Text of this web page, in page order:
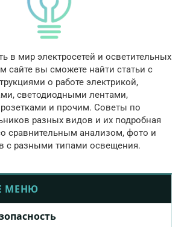
в мир электросетей и осветительных
сайте вы сможете найти статьи с
о работе электрикой,
светодиодными лентами,
и прочим. Советы по
разных видов и их подробная
сравнительным анализом, фото и
с разными типами освещения.
МЕНЮ